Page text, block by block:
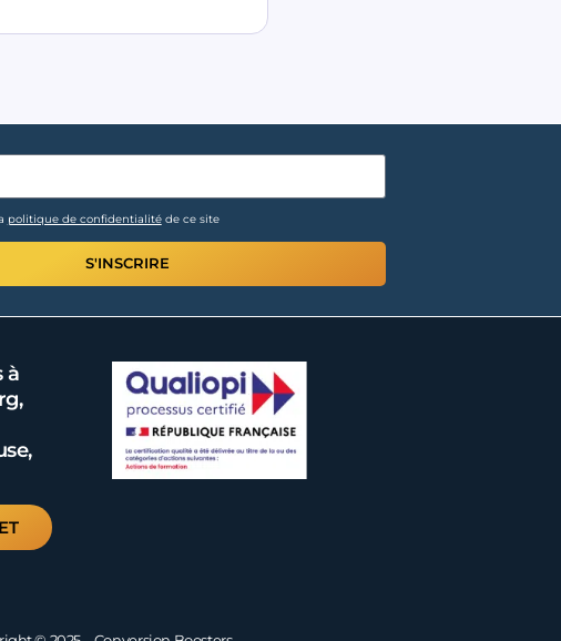
politique de confidentialitéde ce site
S'INSCRIRE
à